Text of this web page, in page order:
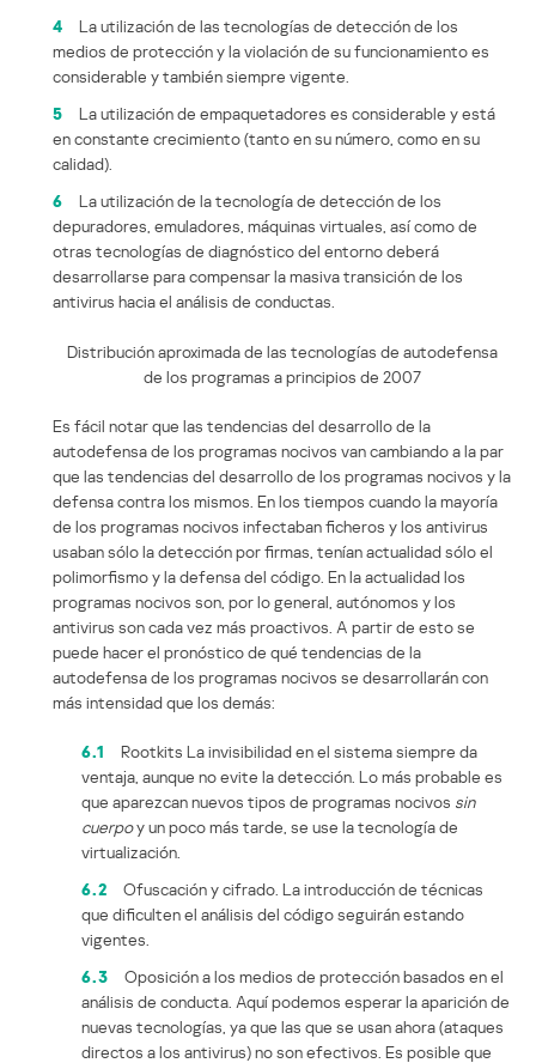
4
La utilización de las tecnologías de detección de los
medios de protección y la violación de su funcionamiento es
considerable y también siempre vigente.
5
La utilización de empaquetadores es considerable y está
en constante crecimiento (tanto en su número, como en su
calidad).
6
La utilización de la tecnología de detección de los
depuradores, emuladores, máquinas virtuales, así como de
otras tecnologías de diagnóstico del entorno deberá
desarrollarse para compensar la masiva transición de los
antivirus hacia el análisis de conductas.
Distribución aproximada de las tecnologías de autodefensa
de los programas a principios de 2007
Es fácil notar que las tendencias del desarrollo de la
autodefensa de los programas nocivos van cambiando a la par
que las tendencias del desarrollo de los programas nocivos y la
defensa contra los mismos. En los tiempos cuando la mayoría
de los programas nocivos infectaban ficheros y los antivirus
usaban sólo la detección por firmas, tenían actualidad sólo el
polimorfismo y la defensa del código. En la actualidad los
programas nocivos son, por lo general, autónomos y los
antivirus son cada vez más proactivos. A partir de esto se
puede hacer el pronóstico de qué tendencias de la
autodefensa de los programas nocivos se desarrollarán con
más intensidad que los demás:
6.1
Rootkits La invisibilidad en el sistema siempre da
ventaja, aunque no evite la detección. Lo más probable es
que aparezcan nuevos tipos de programas nocivos sin
cuerpoy un poco más tarde, se use la tecnología de
virtualización.
6.2
Ofuscación y cifrado. La introducción de técnicas
que dificulten el análisis del código seguirán estando
vigentes.
6.3
Oposición a los medios de protección basados en el
análisis de conducta. Aquí podemos esperar la aparición de
nuevas tecnologías, ya que las que se usan ahora (ataques
directos a los antivirus) no son efectivos. Es posible que